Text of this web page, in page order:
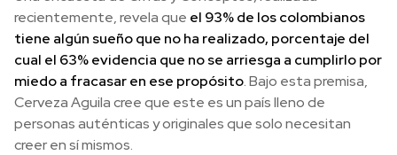
recientemente, revela que el 93% de los colombianos
tiene algún sueño que no ha realizado, porcentaje del
cual el 63% evidencia que no se arriesga a cumplirlo por
miedo a fracasar en ese propósito. Bajo esta premisa,
Cerveza Aguila cree que este es un país lleno de
personas auténticas y originales que solo necesitan
creer en sí mismos.